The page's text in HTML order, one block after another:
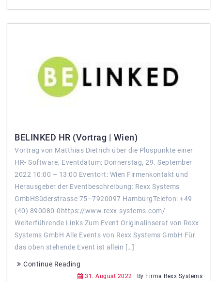
BELINKED HR (Vortrag | Wien)
Vortrag von Matthias Dietrich über die Pluspunkte einer
HR- Software. Eventdatum: Donnerstag, 29. September
2022 10:00 – 13:00 Eventort: Wien Firmenkontakt und
Herausgeber der Eventbeschreibung: Rexx Systems
GmbHSüderstrasse 75–7920097 HamburgTelefon: +49
(40) 890080-0https://www.rexx-systems.com/
Weiterführende Links Zum Event Originalinserat von Rexx
Systems GmbH Alle Events von Rexx Systems GmbH Für
das oben stehende Event ist allein […]
Continue Reading
31. August 2022 By Firma Rexx Systems